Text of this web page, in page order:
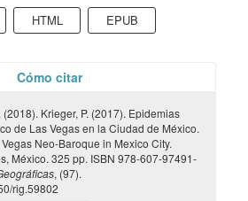
HTML EPUB
Cómo citar
Krieger, P. (2017). Epidemias
de Las Vegas en la Ciudad de México.
Neo-Baroque in Mexico City.
México. 325 pp. ISBN 978-607-97491-
, (97).
rig.59802